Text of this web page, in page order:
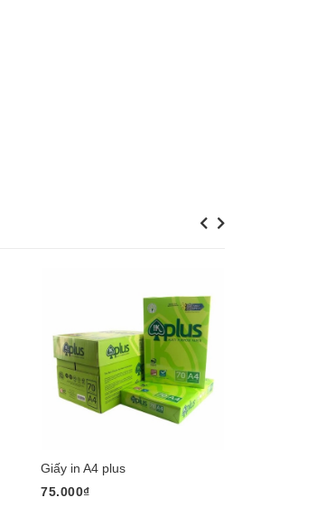
Previous
Giấy in A4 plus
75.000₫
Next